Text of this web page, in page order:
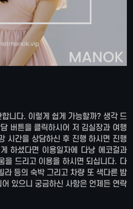
니다. 이렇게 쉽게 가능할까? 생각 드
버튼을 클릭하시어 저 김실장과 여행
시간을 상담하신 후 진행 하시면 진행
하셨다면 이용일자에 다낭 에코걸과
을 드리고 이용을 하시면 되십니다. 다
라 등의 숙박 그리고 차량 또 색다른 밤
있으니 궁금하신 사항은 언제든 연락